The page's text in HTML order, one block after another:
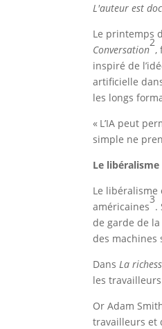
L'auteur est
Le printemps
Conversation
2
,
inspiré de
artificielle
les longs
« L’IA peut
simple ne
Le
Le
américaines
3
.
de garde de
des machines
Dans La
les
Or Adam
travailleurs et